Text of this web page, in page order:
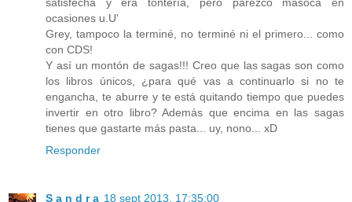
ocasiones u.U'
Grey, tampoco la terminé, no terminé ni el primero... como
con CDS!
Y así un montón de sagas!!! Creo que las sagas son como
los libros únicos, ¿para qué vas a continuarlo si no te
engancha, te aburre y te está quitando tiempo que puedes
invertir en otro libro? Además que encima en las sagas
tienes que gastarte más pasta... uy, nono... xD
Responder
S a n d r a 18 sept 2013, 17:35:00